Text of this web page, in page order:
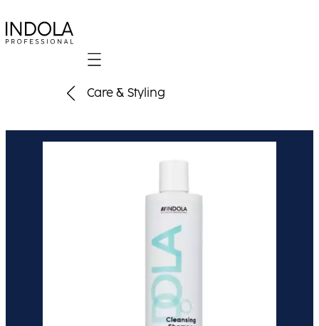
Mobile navigation
Care & Styling